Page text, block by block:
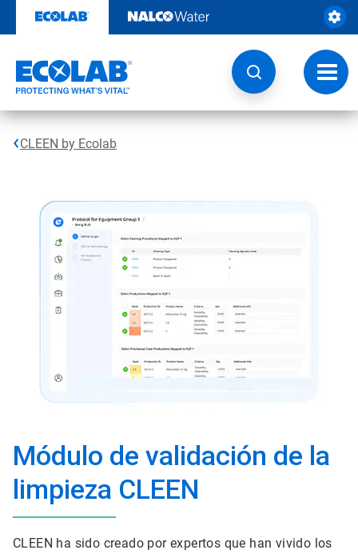
contenido
de
CLEEN by Ecolab
Módulo de validación de la
limpieza CLEEN
CLEEN ha sido creado por expertos que han vivido los